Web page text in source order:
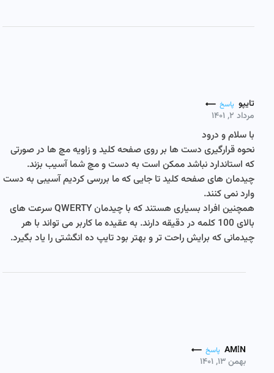
تایپو پاسخ
مرداد ۲, ۱۴۰۱
با سلام و درود
نحوه قرارگیری دست ها بر روی صفحه کلید و زاویه مچ ها در صورتی
که استاندارد نباشد ممکن است به دست و مچ شما آسیب بزند.
چیدمان های صفحه کلید تا جایی که ما بررسی کردیم آسیبی به دست
وارد نمی کنند.
همچنین افراد بسیاری هستند که با چیدمان QWERTY سرعت های
بالای 100 کلمه در دقیقه دارند. به عقیده ما کاربر می تواند با هر
چیدمانی که برایش راحت تر و بهتر بود تایپ ده انگشتی را یاد بگیرد.
AMIN پاسخ
بهمن ۱۳, ۱۴۰۱